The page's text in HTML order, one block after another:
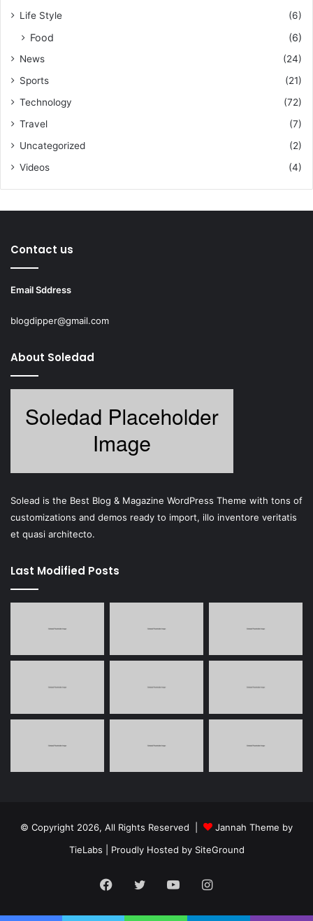
Life Style
(6)
Food (6)
News
(24)
Sports
(21)
Technology
(72)
Travel
(7)
Uncategorized
(2)
Videos
(4)
Contact us
Email Sddress
blogdipper@gmail.com
About Soledad
Solead is the Best Blog & Magazine WordPress Theme with tons of
customizations and demos ready to import, illo inventore veritatis
et quasi architecto.
Last Modified Posts
© Copyright 2026, All Rights Reserved |
Jannah Theme by
TieLabs | Proudly Hosted by SiteGround
Facebook
Twitter YouTubeInstagram